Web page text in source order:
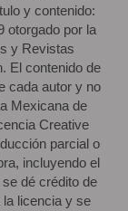
y contenido:
otorgado por la
y Revistas
El contenido de
cada autor y no
Mexicana de
Creative
parcial o
incluyendo el
dé crédito de
la licencia y se